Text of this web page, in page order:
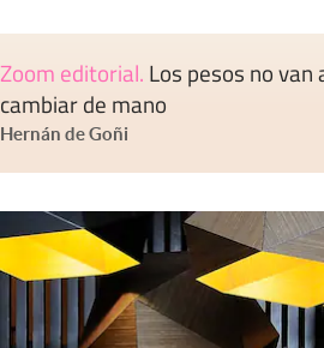
Zoom editorial. Los pesos no van
cambiar de mano
Hernán de Goñi